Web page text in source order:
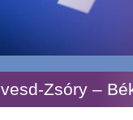
Zsóry –